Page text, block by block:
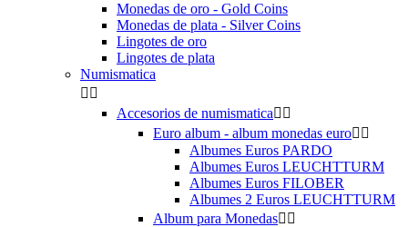
Monedas de oro - Gold Coins
Monedas de plata - Silver Coins
Lingotes de oro
Lingotes de plata
Numismatica
 
Accesorios de numismatica 
Euro album - album monedas euro 
Albumes Euros PARDO
Albumes Euros LEUCHTTURM
Albumes Euros FILOBER
Albumes 2 Euros LEUCHTTURM
Album para Monedas 